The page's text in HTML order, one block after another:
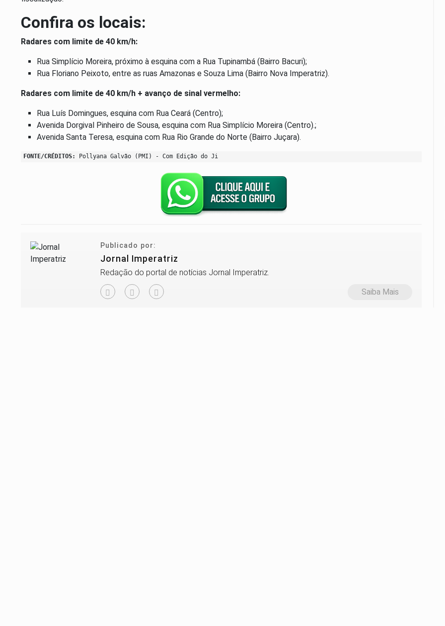
Confira os locais:
Radares com limite de 40 km/h:
Rua Simplício Moreira, próximo à esquina com a Rua Tupinambá (Bairro Bacuri);
Rua Floriano Peixoto, entre as ruas Amazonas e Souza Lima (Bairro Nova Imperatriz).
Radares com limite de 40 km/h + avanço de sinal vermelho:
Rua Luís Domingues, esquina com Rua Ceará (Centro);
Avenida Dorgival Pinheiro de Sousa, esquina com Rua Simplício Moreira (Centro).;
Avenida Santa Teresa, esquina com Rua Rio Grande do Norte (Bairro Juçara).
FONTE/CRÉDITOS: Pollyana Galvão (PMI) - Com Edição do Ji
Publicado por:
Jornal Imperatriz
Redação do portal de notícias Jornal Imperatriz.
Saiba Mais